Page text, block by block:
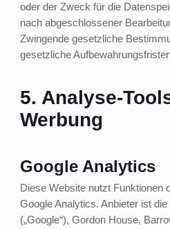
oder der Zweck für die
nach abgeschlossener
Zwingende gesetzliche
gesetzliche
5. Analyse-
Werbung
Google Analytics
Diese Website nutzt Funktionen
Google Analytics. Anbieter ist
(„Google“), Gordon House,